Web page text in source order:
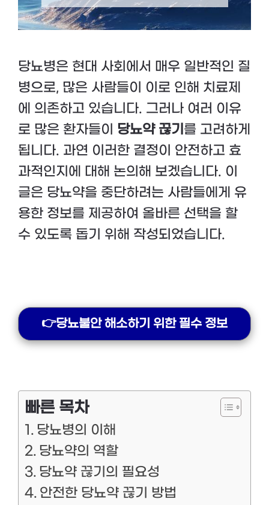
당뇨병은 현대 사회에서 매우 일반적인 질
병으로, 많은 사람들이 이로 인해 치료제
에 의존하고 있습니다. 그러나 여러 이유
로 많은 환자들이 당뇨약 끊기 를 고려하게
됩니다. 과연 이러한 결정이 안전하고 효
과적인지에 대해 논의해 보겠습니다. 이
글은 당뇨약을 중단하려는 사람들에게 유
용한 정보를 제공하여 올바른 선택을 할
수 있도록 돕기 위해 작성되었습니다.
👉당뇨불안 해소하기 위한 필수 정보
빠른 목차
당뇨병의 이해
당뇨약의 역할
당뇨약 끊기의 필요성
안전한 당뇨약 끊기 방법